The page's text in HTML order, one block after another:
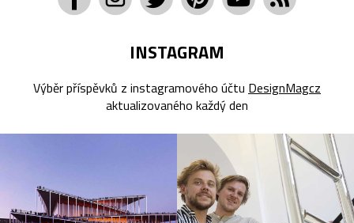
INSTAGRAM
Výběr příspěvků z instagramového účtu DesignMagcz
aktualizovaného každý den